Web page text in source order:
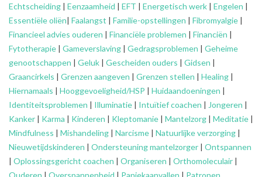
Echtscheiding | Eenzaamheid | EFT | Energetisch werk | Engelen |
Essentiële oliën| Faalangst | Familie-opstellingen | Fibromyalgie |
Financieel advies ouderen | Financiële problemen | Financiën |
Fytotherapie | Gameverslaving | Gedragsproblemen | Geheime
genootschappen | Geluk | Gescheiden ouders | Gidsen |
Graancirkels | Grenzen aangeven | Grenzen stellen | Healing |
Hiernamaals | Hooggevoeligheid/HSP | Huidaandoeningen |
Identiteitsproblemen | Illuminatie | Intuïtief coachen | Jongeren |
Kanker | Karma | Kinderen | Kleptomanie | Mantelzorg | Meditatie |
Mindfulness | Mishandeling | Narcisme | Natuurlijke verzorging |
Nieuwetijdskinderen | Ondersteuningmantelzorger | Ontspannen
| Oplossingsgericht coachen | Organiseren | Orthomoleculair |
Ouderen | Overspannenheid | Paniekaanvallen | Patronen